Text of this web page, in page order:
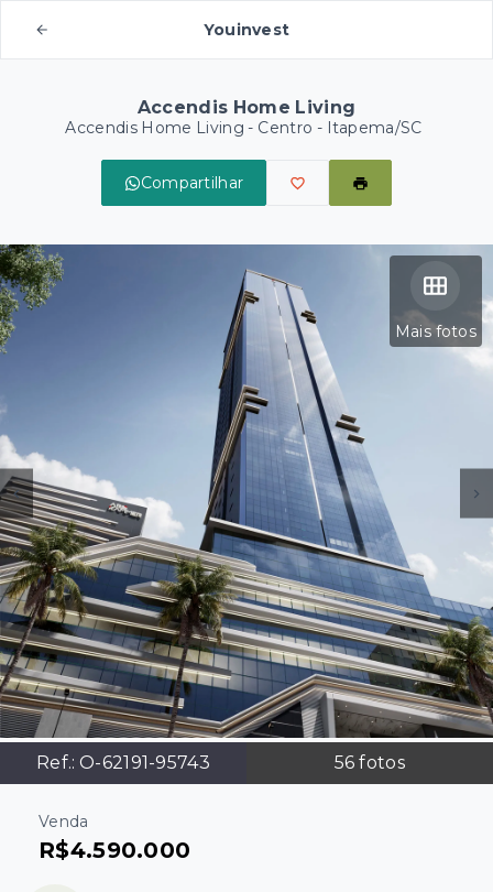
Youinvest
Accendis Home Living
Accendis Home Living - Centro - Itapema/SC
Compartilhar
Mais fotos
Ref.:O-62191-95743 56 fotos
Venda
R$4.590.000